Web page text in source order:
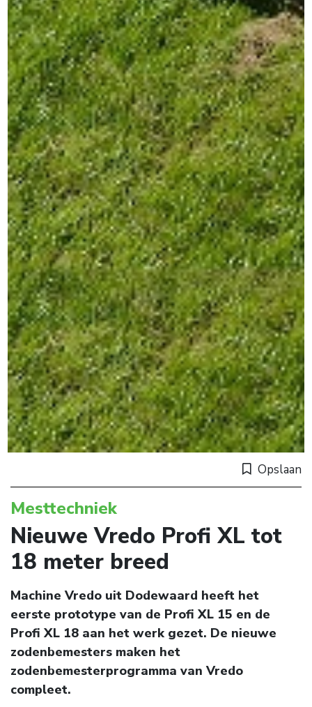
Opslaan
Mesttechniek
Nieuwe Vredo Profi XL tot
18 meter breed
Machine Vredo uit Dodewaard heeft het
eerste prototype van de Profi XL 15 en de
Profi XL 18 aan het werk gezet. De nieuwe
zodenbemesters maken het
zodenbemesterprogramma van Vredo
compleet.